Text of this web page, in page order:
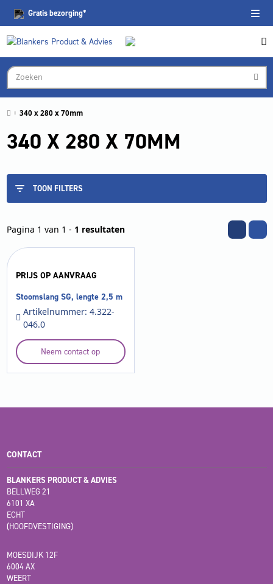
Gratisbezorging*
340 x 280 x 70mm
340 X 280 X 70MM
TOON FILTERS
Pagina 1 van 1 - 1 resultaten
PRIJS OP AANVRAAG
Stoomslang SG, lengte 2,5 m
Artikelnummer: 4.322-
046.0
Neem contact op
CONTACT
BLANKERS PRODUCT & ADVIES
BELLWEG 21
6101 XA
ECHT
(HOOFDVESTIGING)
MOESDIJK 12F
6004 AX
WEERT